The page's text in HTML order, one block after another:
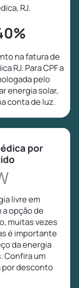
RJ.
na fatura de
RJ. Para CPF a
pelo
energia solar,
conta de luz.
por
livre em
opção de
muitas vezes
é importante
da energia
Confira um
por desconto